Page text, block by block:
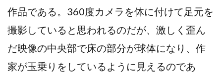
作品である。360度カメラを体に付けて足元を
撮影していると思われるのだが、激しく歪ん
だ映像の中央部で床の部分が球体になり、作
家が玉乗りをしているように見えるのであ